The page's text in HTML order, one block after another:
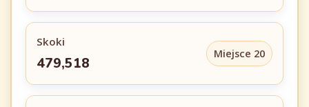
Skoki
479,518
Miejsce 20